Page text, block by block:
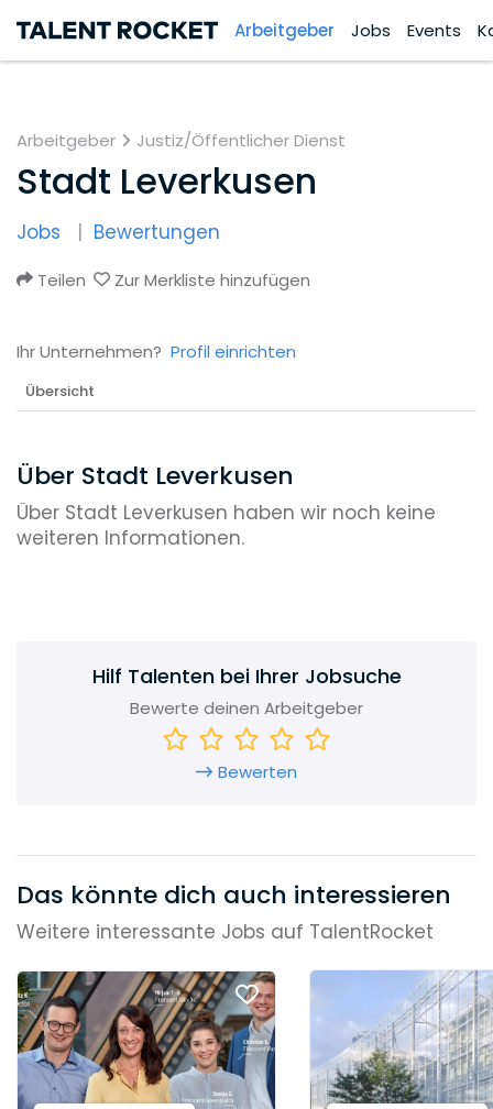
Arbeitgeber Jobs Events
Arbeitgeber Justiz/Öffentlicher Dienst
Stadt Leverkusen
Jobs Bewertungen
Teilen Zur Merkliste hinzufügen
Ihr Unternehmen? Profil einrichten
Übersicht
Über Stadt Leverkusen
Über Stadt Leverkusen haben wir noch keine
weiteren Informationen.
Hilf Talenten bei Ihrer Jobsuche
Bewerte deinen Arbeitgeber
Bewerten
Das könnte dich auch interessieren
Weitere interessante Jobs auf TalentRocket